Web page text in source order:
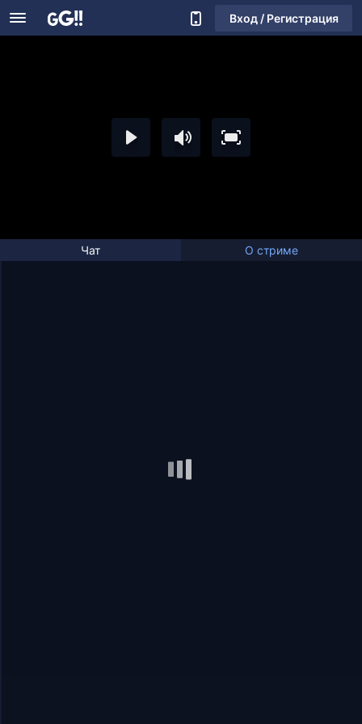
Вход / Регистрация
Чат О стриме